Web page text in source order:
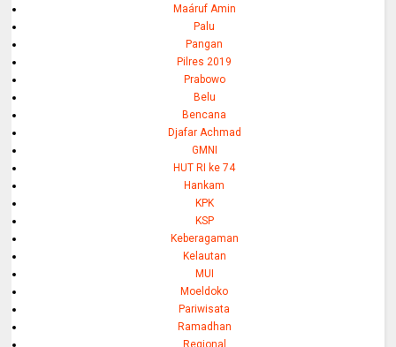
Maáruf Amin
Palu
Pangan
Pilres 2019
Prabowo
Belu
Bencana
Djafar Achmad
GMNI
HUT RI ke 74
Hankam
KPK
KSP
Keberagaman
Kelautan
MUI
Moeldoko
Pariwisata
Ramadhan
Regional